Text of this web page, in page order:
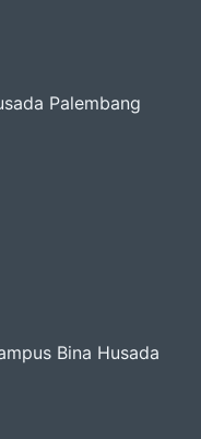
Palembang
Bina Husada